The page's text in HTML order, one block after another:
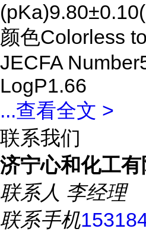
颜色Colorless
JECFA
LogP1.66
...查看全文 >
联系我们
济宁心和化工有
联系人 李经理
联系手机